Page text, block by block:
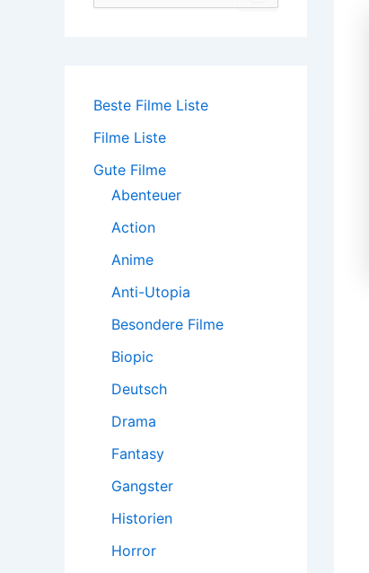
a
h
Beste Filme Liste
Filme Liste
Gute Filme
Abenteuer
Action
Anime
Anti-Utopia
Besondere Filme
Biopic
Deutsch
Drama
Fantasy
Gangster
Historien
Horror